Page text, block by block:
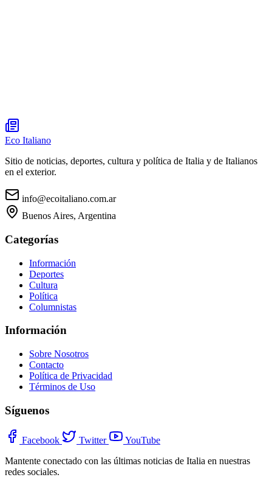
Eco Italiano
Sitio de noticias, deportes, cultura y política de Italia y de Italianos
en el exterior.
info@ecoitaliano.com.ar
Buenos Aires, Argentina
Categorías
Información
Deportes
Cultura
Política
Columnistas
Información
Sobre Nosotros
Contacto
Política de Privacidad
Términos de Uso
Síguenos
Facebook Twitter
YouTube
Mantente conectado con las últimas noticias de Italia en nuestras
redes sociales.